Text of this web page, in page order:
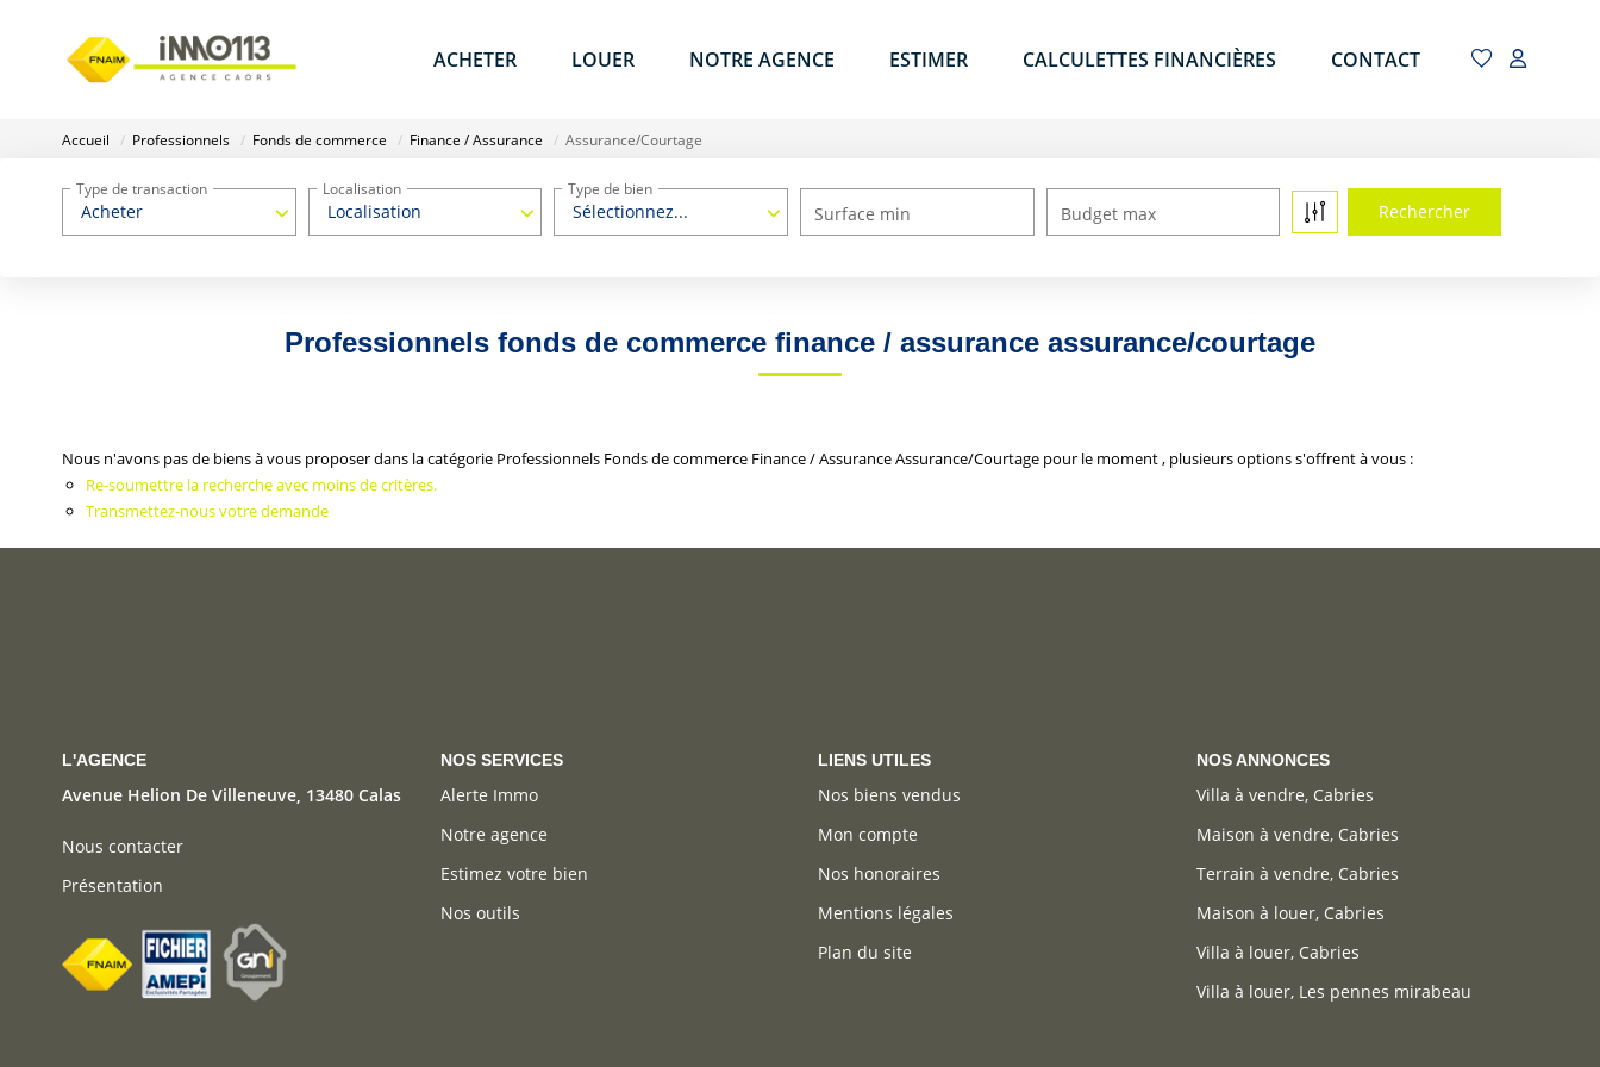
ACHETER LOUER NOTRE AGENCE ESTIMER CALCULETTES FINANCIÈRES CONTACT
Accueil Professionnels Fonds de commerce Finance / Assurance Assurance/Courtage
Acheter
Type de transaction
Localisation
Localisation
Sélectionnez...
Type de bien
Surface min Budget max
Professionnels fonds de commerce finance / assurance assurance/courtage
Nous n'avons pas de biens à vous proposer dans la catégorie Professionnels Fonds de commerce Finance / Assurance Assurance/Courtage pour le moment , plusieurs options s'offrent à vous :
Re-soumettre la recherche avec moins de critères.
Transmettez-nous votre demande
L'AGENCE
Avenue Helion De Villeneuve, 13480 Calas
Nous contacter
Présentation
NOS SERVICES
Alerte Immo
Notre agence
Estimez votre bien
Nos outils
LIENS UTILES
Nos biens vendus
Mon compte
Nos honoraires
Mentions légales
Plan du site
NOS ANNONCES
Villa à vendre, Cabries
Maison à vendre, Cabries
Terrain à vendre, Cabries
Maison à louer, Cabries
Villa à louer, Cabries
Villa à louer, Les pennes mirabeau